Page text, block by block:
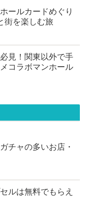
ールカードめぐり
を楽しむ旅
見！関東以外で手
コラボマンホール
チャの多いお店・
ルは無料でもらえ